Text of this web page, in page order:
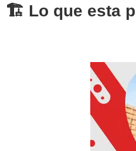
🏗️ Lo que esta